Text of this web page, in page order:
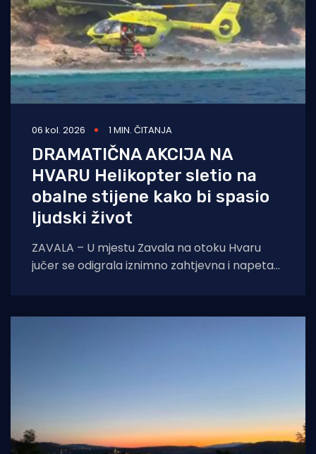
06 kol. 2026 1 MIN. ČITANJA
DRAMATIČNA AKCIJA NA
HVARU Helikopter sletio na
obalne stijene kako bi spasio
ljudski život
ZAVALA – U mjestu Zavala na otoku Hvaru
jučer se odigrala iznimno zahtjevna i napeta